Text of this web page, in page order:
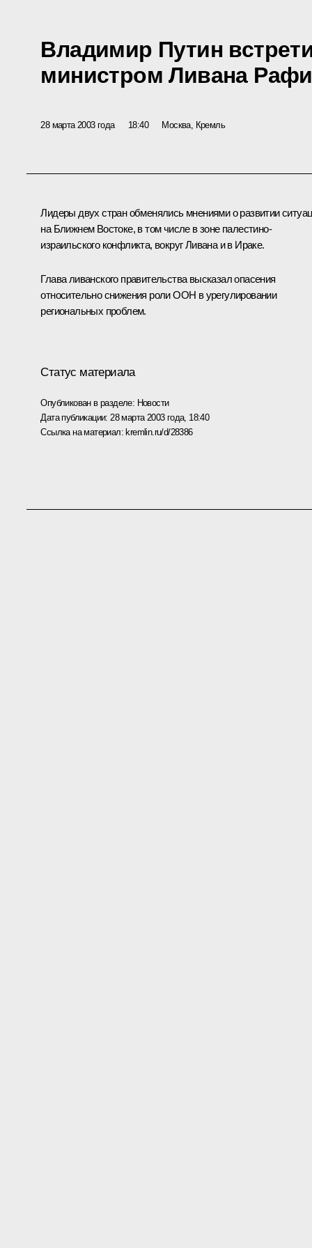
Владимир Путин
министром Ливана
28 марта 2003 года 18:40 Москва, Кремль
Лидеры двух стран обменялись мнениями о развитии
на Ближнем Востоке, в том числе в зоне палестино-
израильского конфликта, вокруг Ливана и в Ираке.
Глава ливанского правительства высказал опасения
относительно снижения роли ООН в урегулировании
региональных проблем.
Статус материала
Опубликован в разделе: Новости
Дата публикации: 28 марта 2003 года, 18:40
Ссылка на материал:kremlin.ru/d/28386